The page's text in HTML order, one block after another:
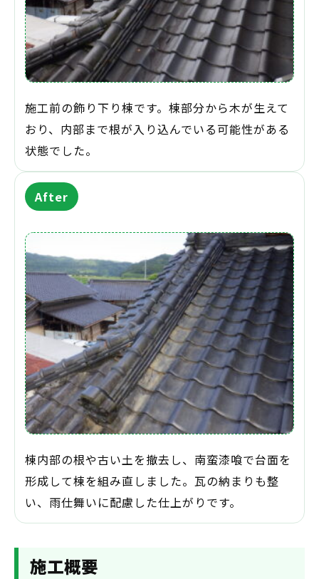
施工前の飾り下り棟です。棟部分から木が生えて
おり、内部まで根が入り込んでいる可能性がある
状態でした。
After
棟内部の根や古い土を撤去し、南蛮漆喰で台面を
形成して棟を組み直しました。瓦の納まりも整
い、雨仕舞いに配慮した仕上がりです。
施工概要